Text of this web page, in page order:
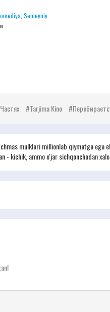
Semeyniy
Tarjima Kino
mulklari millionlab qiymatga
- kichik, ammo o'jar sichqonchadan